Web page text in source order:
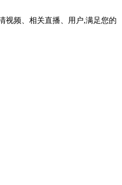
视频、相关直播、用户,满足您的